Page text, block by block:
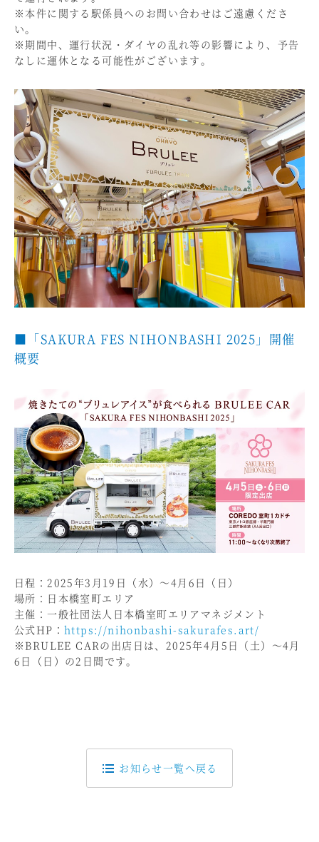
※本件に関する駅係員へのお問い合わせはご遠慮くださ
い。
※期間中、運行状況・ダイヤの乱れ等の影響により、予告
なしに運休となる可能性がございます。
■「SAKURA FES NIHONBASHI 2025」開催
概要
日程：2025年3月19日（水）～4月6日（日）
場所：日本橋室町エリア
主催：一般社団法人日本橋室町エリアマネジメント
公式HP： https://nihonbashi-sakurafes.art/
※BRULEE CARの出店日は、2025年4月5日（土）～4月
6日（日）の2日間です。
お知らせ一覧へ戻る